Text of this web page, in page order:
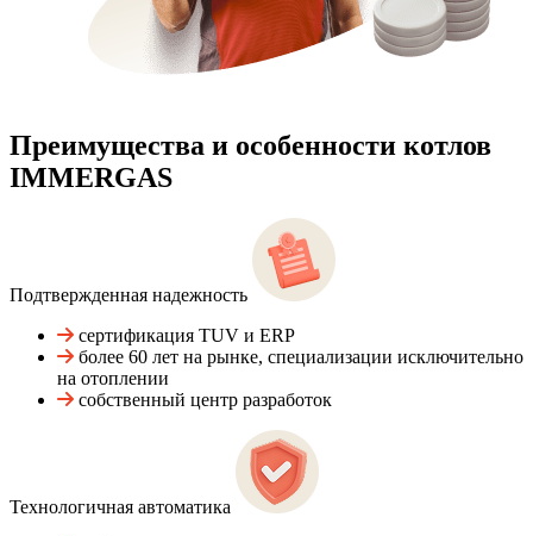
Преимущества и особенности котлов
IMMERGAS
Подтвержденная надежность
сертификация TUV и ERP
более 60 лет на рынке, специализации исключительно
на отоплении
собственный центр разработок
Технологичная автоматика